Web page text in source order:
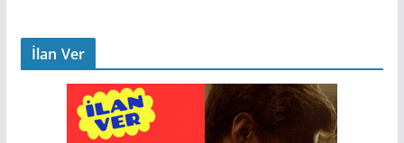
İlan Ver